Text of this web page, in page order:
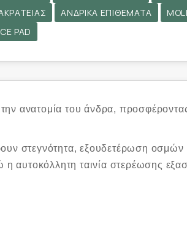
ΑΝΔΡΙΚΆ ΕΠΙΘΈΜΑΤΑ
PAD
ανατομία του άνδρα,
στεγνότητα, εξουδετέρωση οσμών
ταινία στερέωσης